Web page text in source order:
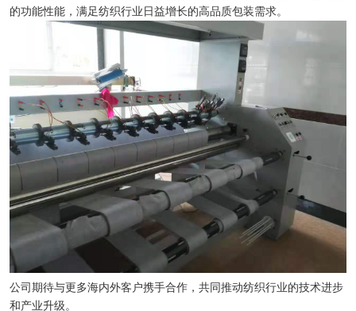
的功能性能，满足纺织行业日益增长的高品质包装需求。
公司期待与更多海内外客户携手合作，共同推动纺织行业的技术进步
和产业升级。